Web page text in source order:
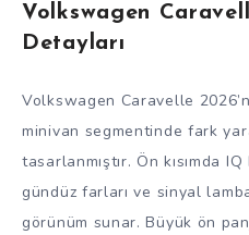
Volkswagen
Detayları
Volkswagen Caravelle
minivan segmentinde fark
tasarlanmıştır. Ön kısımda
gündüz farları ve sinyal
görünüm sunar. Büyük ön